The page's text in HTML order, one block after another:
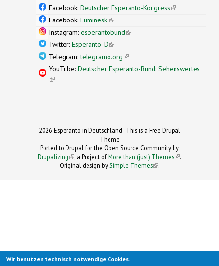
external)
Facebook: Deutscher Esperanto-Kongress(link is
Facebook: Luminesk'(link is external)
Instagram: esperantobund(link is external)
Twitter: Esperanto_D(link is external)
Telegram:telegramo.org(link is external)
YouTube: Deutscher Esperanto-Bund: Sehenswertes
(link is external)
2026 Esperanto in Deutschland- This is a Free Drupal
Theme
Ported to Drupal for the Open Source Community by
Drupalizing(link is external)
, a Project ofMore than (just) Themes (link is
.
Original design by Simple Themes
(link is
.
Wir benutzen technisch notwendige Cookies.